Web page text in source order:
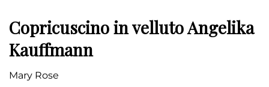
Copricuscino in velluto Angelika
Kauffmann
Mary Rose